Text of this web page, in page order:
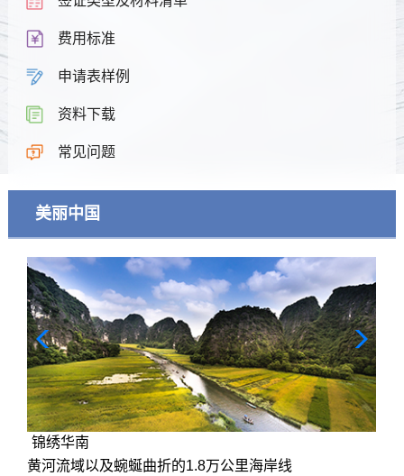
费用标准
申请表样例
资料下载
常见问题
美丽中国
锦绣华南
黄河流域以及蜿蜒曲折的1.8万公里海岸线